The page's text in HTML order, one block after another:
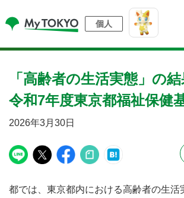
個人
「高齢者の生活実態」の結
令和7年度東京都福祉保健
2026年3月30日
都では、東京都内における高齢者の生活